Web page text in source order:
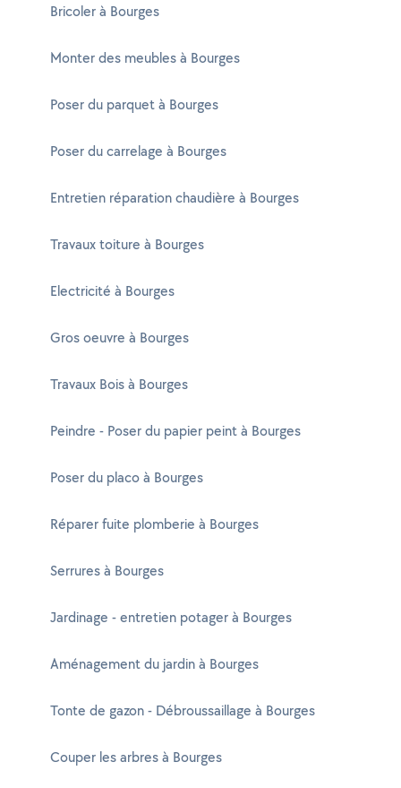
Bricoler à Bourges
Monter des meubles à Bourges
Poser du parquet à Bourges
Poser du carrelage à Bourges
Entretien réparation chaudière à Bourges
Travaux toiture à Bourges
Electricité à Bourges
Gros oeuvre à Bourges
Travaux Bois à Bourges
Peindre - Poser du papier peint à Bourges
Poser du placo à Bourges
Réparer fuite plomberie à Bourges
Serrures à Bourges
Jardinage - entretien potager à Bourges
Aménagement du jardin à Bourges
Tonte de gazon - Débroussaillage à Bourges
Couper les arbres à Bourges